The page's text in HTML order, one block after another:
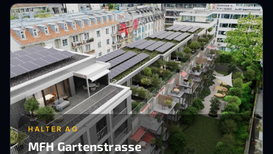
HALTER AG
MFH Gartenstrasse